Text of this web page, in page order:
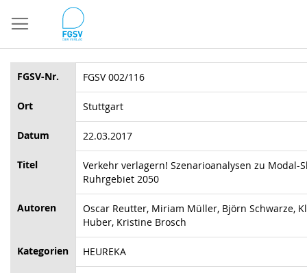
zum
Inhalt
FGSV-Nr. FGSV 002/116
Ort Stuttgart
Datum 22.03.2017
Titel
Verkehr verlagern! Szenarioanalysen zu
Ruhrgebiet 2050
Autoren
Oscar Reutter, Miriam Müller, Björn Schwarze,
Huber, Kristine Brosch
Kategorien HEUREKA